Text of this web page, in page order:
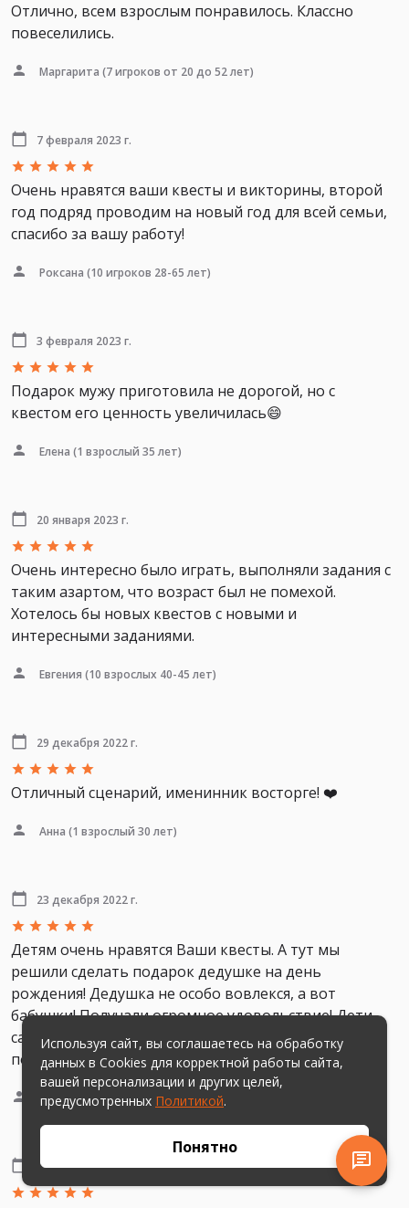
Отлично, всем взрослым понравилось. Классно
повеселились.
Маргарита (7 игроков от 20 до 52 лет)
7 февраля 2023 г.
Очень нравятся ваши квесты и викторины, второй
год подряд проводим на новый год для всей семьи,
спасибо за вашу работу!
Роксана (10 игроков 28-65 лет)
3 февраля 2023 г.
Подарок мужу приготовила не дорогой, но с
квестом его ценность увеличилась😄
Елена (1 взрослый 35 лет)
20 января 2023 г.
Очень интересно было играть, выполняли задания с
таким азартом, что возраст был не помехой.
Хотелось бы новых квестов с новыми и
интересными заданиями.
Евгения (10 взрослых 40-45 лет)
29 декабря 2022 г.
Отличный сценарий, именинник восторге! ❤️
Анна (1 взрослый 30 лет)
23 декабря 2022 г.
Детям очень нравятся Ваши квесты. А тут мы
решили сделать подарок дедушке на день
рождения! Дедушка не особо вовлекся, а вот
бабушки! Получали огромное удовольствие! Дети
сами прочитали и помогали отгадывать! Время
повели отлично!
Ксения(2 игроков 60 лет)
20 декабря 2022 г.
Используя сайт, вы соглашаетесь на обработку
данных в Cookies для корректной работы сайта,
вашей персонализации и других целей,
предусмотренных Политикой.
Понятно